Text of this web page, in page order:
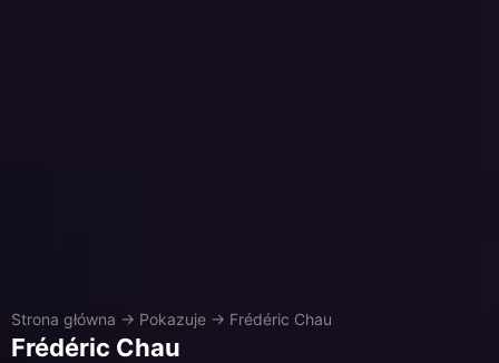
Strona główna → Pokazuje → Frédéric Chau
Frédéric Chau